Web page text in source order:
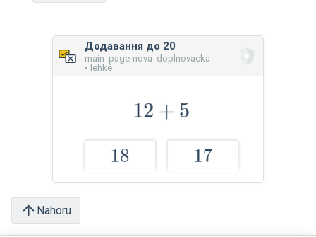
Додавання до 20
main_page-nova_doplnovacka
• lehké
Nahoru